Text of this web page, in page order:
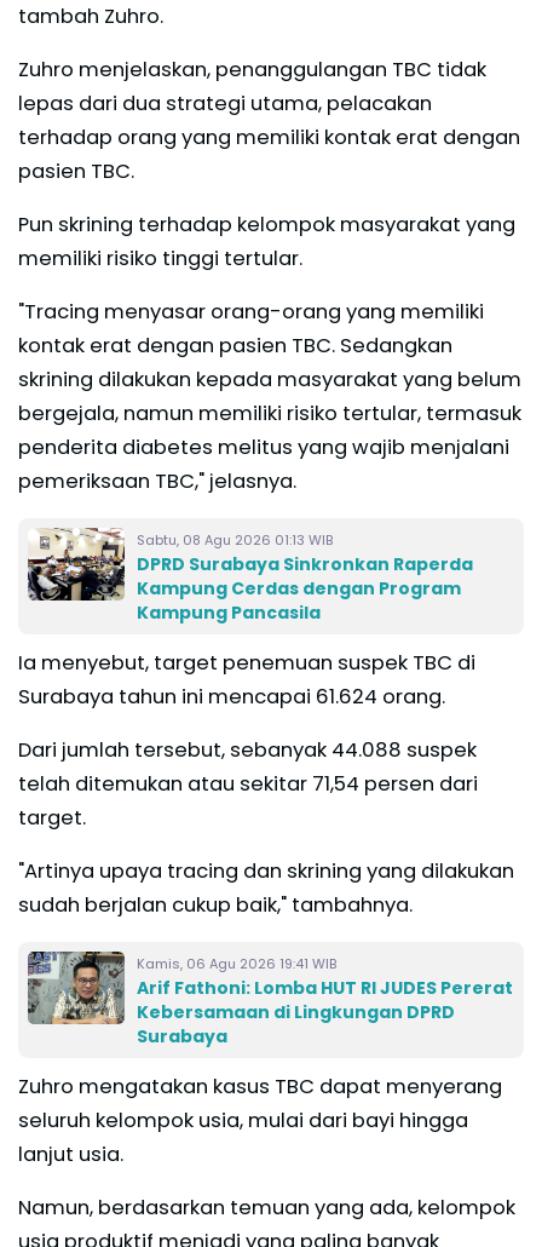
tambah Zuhro.
Zuhro menjelaskan, penanggulangan TBC tidak
lepas dari dua strategi utama, pelacakan
terhadap orang yang memiliki kontak erat dengan
pasien TBC.
Pun skrining terhadap kelompok masyarakat yang
memiliki risiko tinggi tertular.
"Tracing menyasar orang-orang yang memiliki
kontak erat dengan pasien TBC. Sedangkan
skrining dilakukan kepada masyarakat yang belum
bergejala, namun memiliki risiko tertular, termasuk
penderita diabetes melitus yang wajib menjalani
pemeriksaan TBC," jelasnya.
Sabtu, 08 Agu 2026 01:13 WIB
DPRD Surabaya Sinkronkan Raperda
Kampung Cerdas dengan Program
Kampung Pancasila
Ia menyebut, target penemuan suspek TBC di
Surabaya tahun ini mencapai 61.624 orang.
Dari jumlah tersebut, sebanyak 44.088 suspek
telah ditemukan atau sekitar 71,54 persen dari
target.
"Artinya upaya tracing dan skrining yang dilakukan
sudah berjalan cukup baik," tambahnya.
Kamis, 06 Agu 2026 19:41 WIB
Arif Fathoni: Lomba HUT RI JUDES Pererat
Kebersamaan di Lingkungan DPRD
Surabaya
Zuhro mengatakan kasus TBC dapat menyerang
seluruh kelompok usia, mulai dari bayi hingga
lanjut usia.
Namun, berdasarkan temuan yang ada, kelompok
usia produktif menjadi yang paling banyak